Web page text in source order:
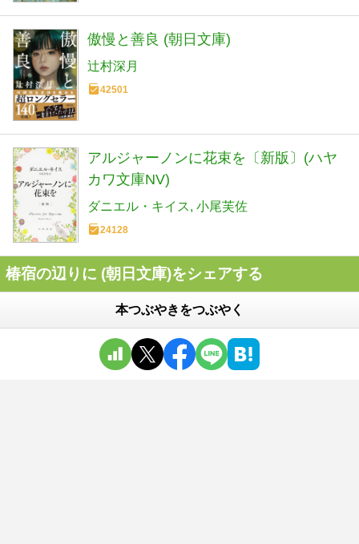
傲慢と善良 (朝日文庫)
辻村深月
42501
アルジャーノンに花束を〔新版〕(ハヤ
カワ文庫NV)
ダニエル・キイス 小尾芙佐
24128
椿宿の辺りに (朝日文庫)をシェアする
本つぶやきをつぶやく